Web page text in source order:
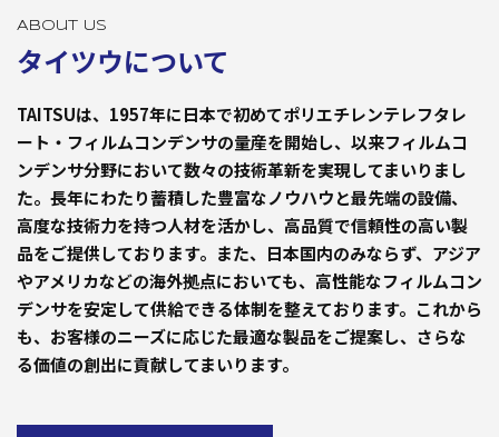
About Us
タイツウについて
TAITSUは、1957年に日本で初めてポリエチレンテレフタレ
ート・フィルムコンデンサの量産を開始し、以来フィルムコ
ンデンサ分野において数々の技術革新を実現してまいりまし
た。長年にわたり蓄積した豊富なノウハウと最先端の設備、
高度な技術力を持つ人材を活かし、高品質で信頼性の高い製
品をご提供しております。また、日本国内のみならず、アジア
やアメリカなどの海外拠点においても、高性能なフィルムコン
デンサを安定して供給できる体制を整えております。これから
も、お客様のニーズに応じた最適な製品をご提案し、さらな
る価値の創出に貢献してまいります。